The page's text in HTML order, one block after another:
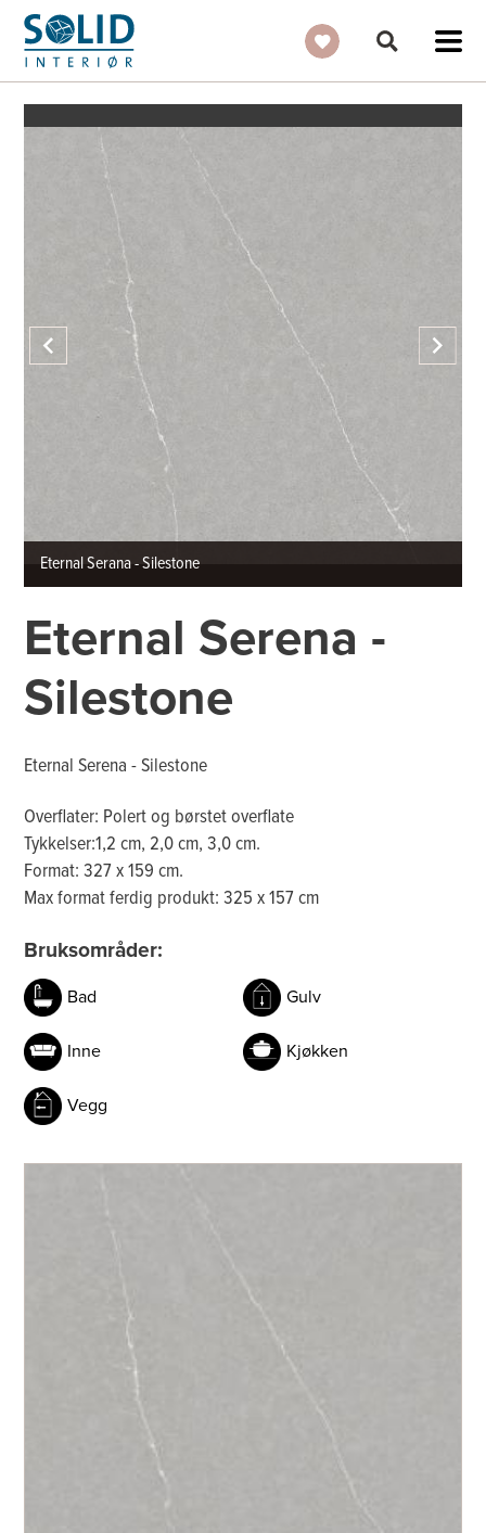
Eternal Serana - Silestone
Eternal Serana - Silestone
Eternal Serana - Silestone
Eternal Serena -
Silestone
Eternal Serena - Silestone
Overflater: Polert og børstet overflate
Tykkelser:1,2 cm, 2,0 cm, 3,0 cm.
Format: 327 x 159 cm.
Max format ferdig produkt: 325 x 157 cm
Bruksområder:
Bad Gulv
Inne Kjøkken
Vegg